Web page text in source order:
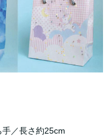
／長さ約25cm